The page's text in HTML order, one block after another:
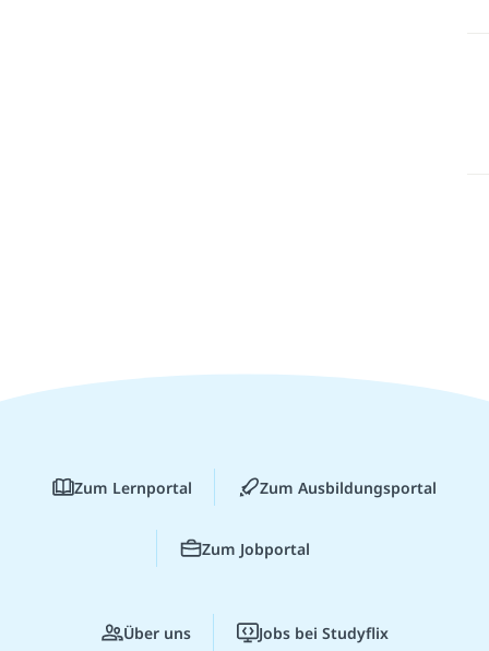
Zum Lernportal Zum Ausbildungsportal
Zum Jobportal
Über uns Jobs bei Studyflix